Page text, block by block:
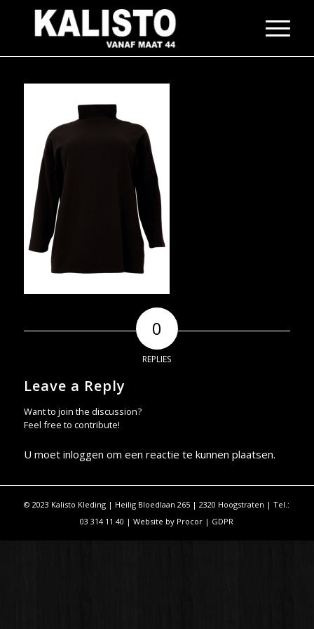
0
REPLIES
Leave a Reply
Want to join the discussion?
Feel free to contribute!
U moet inloggen om een reactie te kunnen plaatsen.
© 2023 Kalisto Kleding | Heilig Bloedlaan 265 | 2320 Hoogstraten | Tel.:
03 314 11 40 | Website by Procor | GDPR